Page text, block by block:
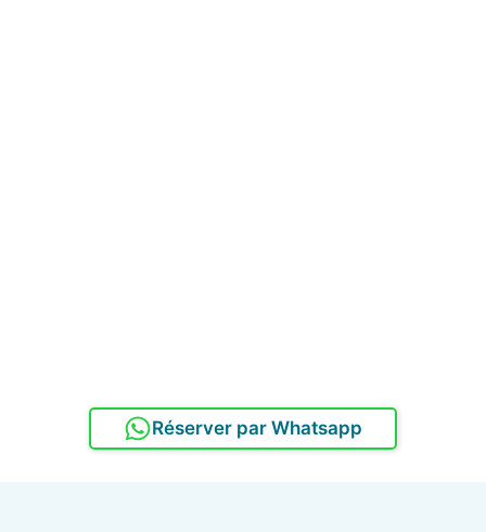
Réserver par Whatsapp